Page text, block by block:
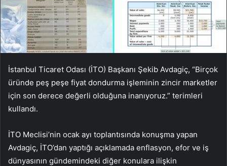
İstanbul Ticaret Odası (İTO) Başkanı Şekib Avdagiç, “Birçok
üründe peş peşe fiyat dondurma işleminin zincir marketler
için son derece değerli olduğuna inanıyoruz.” terimleri
kullandı.
İTO Meclisi’nin ocak ayı toplantısında konuşma yapan
Avdagiç, İTO’dan yaptığı açıklamada enflasyon, efor ve iş
dünyasının gündemindeki diğer konulara ilişkin